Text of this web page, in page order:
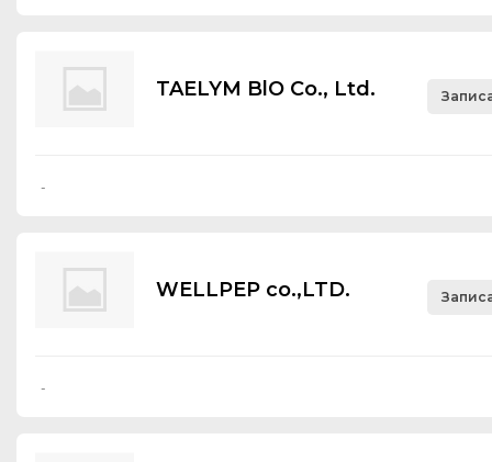
TAELYM BlO Со., Ltd.
-
WELLPEP co.,LTD.
-